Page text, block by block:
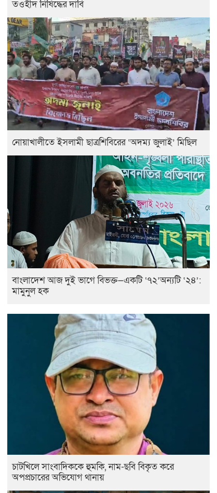
তওহীদ নিষিদ্ধের দাবি
নোয়াখালীতে ইসলামী ছাত্রশিবিরের ‘অদম্য জুলাই’ মিছিল
বাংলাদেশ আজ দুই ভাগে বিভক্ত—একটি ‘৭২’অন্যটি ‘২৪’:
মামুনুল হক
চাটখিলে সাংবাদিককে হুমকি, নাম-ছবি বিকৃত করে
অপপ্রচারের অভিযোগ থানায়